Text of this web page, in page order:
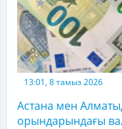
13:01, 8 тамыз 2026
Астана мен
орындарындағы